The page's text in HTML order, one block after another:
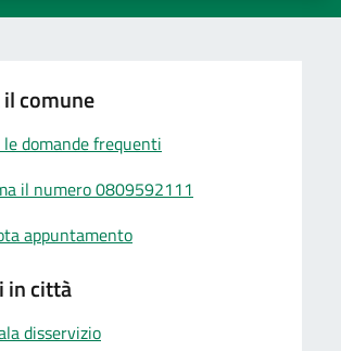
comune
le domande frequenti
il numero 0809592111
appuntamento
in città
disservizio